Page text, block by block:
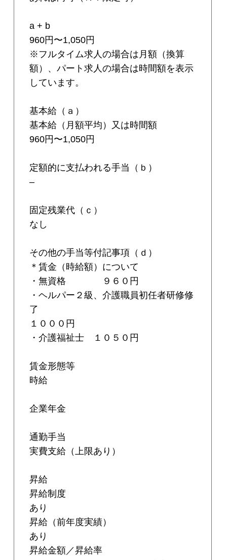
a + b
960円〜1,050円
※フルタイム求人の場合は月額（換算
額）、パート求人の場合は時間額を表示
しています。
基本給（ａ）
基本給（月額平均）又は時間額
960円〜1,050円
定額的に支払われる手当（ｂ）
–
固定残業代（ｃ）
なし
その他の手当等付記事項（ｄ）
＊賃金（時給額）について
・無資格 ９６０円
・ヘルパー２級、介護職員初任者研修修
了
１０００円
・介護福祉士 １０５０円
賃金形態等
時給
企業年金
通勤手当
実費支給（上限あり）
昇給
昇給制度
あり
昇給（前年度実績）
あり
昇給金額／昇給率